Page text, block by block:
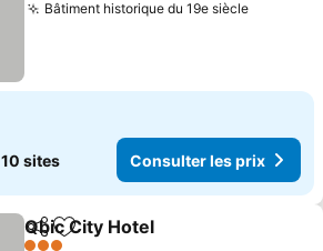
Bâtiment historique du 19e siècle
10 sites Consulter les prix
PartagerAjouter à mes favoris
Qbic City Hotel